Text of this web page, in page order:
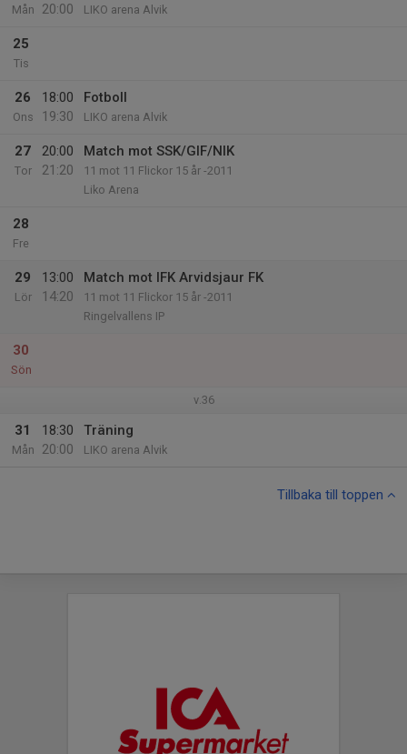
Mån
20:00
LIKO arena Alvik
25
Tis
26
Ons
18:00
19:30
Fotboll
LIKO arena Alvik
27
Tor
20:00
21:20
Match mot SSK/GIF/NIK
11 mot 11 Flickor 15 år -2011
Liko Arena
28
Fre
29
Lör
13:00
14:20
Match mot IFK Arvidsjaur FK
11 mot 11 Flickor 15 år -2011
Ringelvallens IP
30
Sön
v.36
31
Mån
18:30
20:00
Träning
LIKO arena Alvik
Tillbaka till toppen